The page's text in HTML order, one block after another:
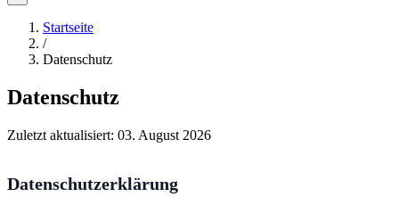
Startseite
/
Datenschutz
Datenschutz
Zuletzt aktualisiert: 03. August 2026
Datenschutzerklärung